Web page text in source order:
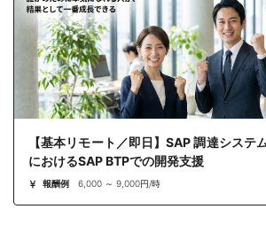
【基本リモート／即日】SAP 調達システ
におけるSAP BTPでの開発支援
報酬例 6,000 ～ 9,000円/時